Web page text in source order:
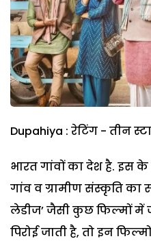
Dupahiya : रेटिंग - तीन
भारत गांवों का देश है. इस
गांव व ग्रामीण संस्कृति का
लेडीज’ जैसी कुछ फिल्मों में
पिरोई जाती है, तो इन